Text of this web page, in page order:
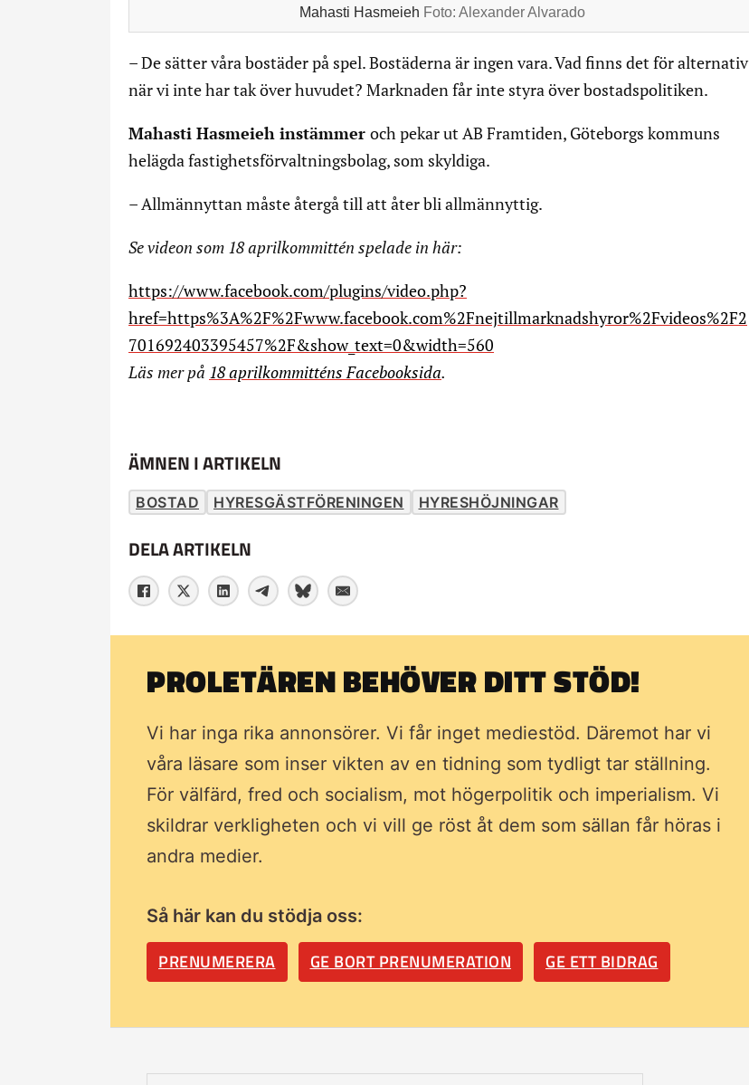
Mahasti Hasmeieh Foto: Alexander Alvarado
– De sätter våra bostäder på spel. Bostäderna är ingen vara. Vad finns det för alternativ
när vi inte har tak över huvudet? Marknaden får inte styra över bostadspolitiken.
Mahasti Hasmeieh instämmer och pekar ut AB Framtiden, Göteborgs kommuns
helägda fastighetsförvaltningsbolag, som skyldiga.
– Allmännyttan måste återgå till att åter bli allmännyttig.
Se videon som 18 aprilkommittén spelade in här:
https://www.facebook.com/plugins/video.php?
href=https%3A%2F%2Fwww.facebook.com%2Fnejtillmarknadshyror%2Fvideos%2F2
701692403395457%2F&show_text=0&width=560
Läs mer på 18 aprilkommitténs Facebooksida.
ÄMNEN I ARTIKELN
BOSTAD HYRESGÄSTFÖRENINGEN HYRESHÖJNINGAR
DELA ARTIKELN
PROLETÄREN BEHÖVER DITT STÖD!
Vi har inga rika annonsörer. Vi får inget mediestöd. Däremot har vi
våra läsare som inser vikten av en tidning som tydligt tar ställning.
För välfärd, fred och socialism, mot högerpolitik och imperialism. Vi
skildrar verkligheten och vi vill ge röst åt dem som sällan får höras i
andra medier.
Så här kan du stödja oss:
PRENUMERERA GE BORT PRENUMERATION GE ETT BIDRAG